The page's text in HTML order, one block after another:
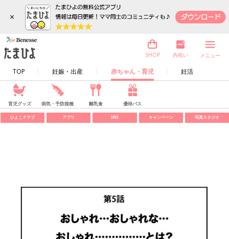
×
TOP 妊娠・出産 赤ちゃん・育児 妊活
SHOP 内祝い メニュー
育児グッズ 病気・予防接種 離乳食 優待パス
ひよこクラブ アプリ SNS キャンペーン 写真スタジオ